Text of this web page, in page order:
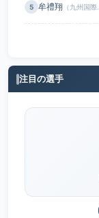
5 牟禮翔
注目の選手